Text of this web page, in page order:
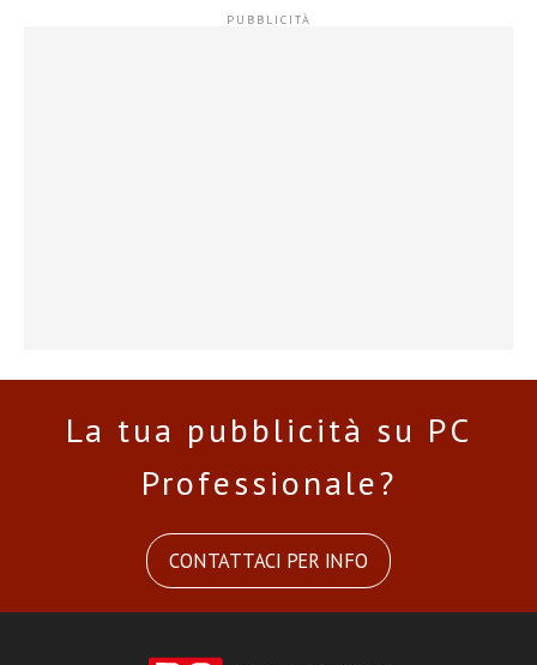
La tua pubblicità su PC
Professionale?
CONTATTACI PER INFO